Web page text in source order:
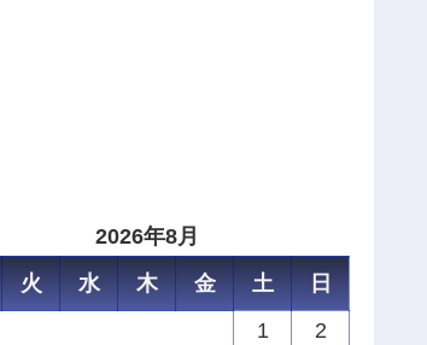
2026年8月
火 水 木 金 土
日
1
2